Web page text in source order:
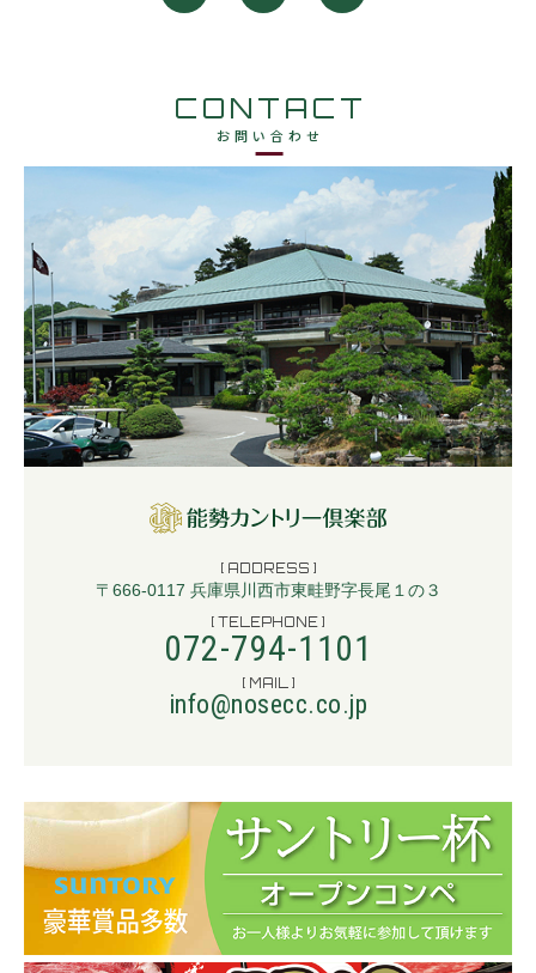
CONTACT
お問い合わせ
[ ADDRESS ]
〒666-0117 兵庫県川西市東畦野字長尾１の３
[ TELEPHONE ]
072-794-1101
[ MAIL ]
info@nosecc.co.jp